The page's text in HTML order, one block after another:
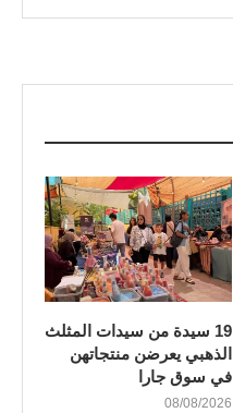
19 سيدة من سيدات المثلث
الذهبي يعرضن منتجاتهن
في سوق جارا
08/08/2026